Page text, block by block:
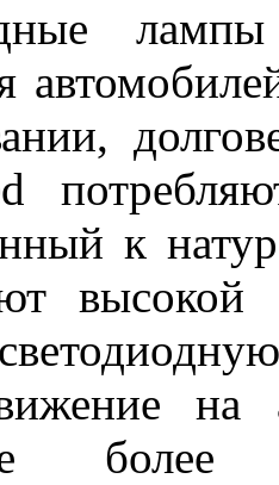
к
высокой